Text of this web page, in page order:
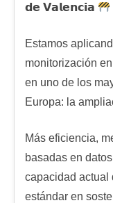
𝗱𝗲 𝗩𝗮𝗹𝗲𝗻𝗰𝗶𝗮
Estamos
monitorización
en uno de los
Europa: la
Más eficiencia,
basadas en
capacidad actual
estándar en